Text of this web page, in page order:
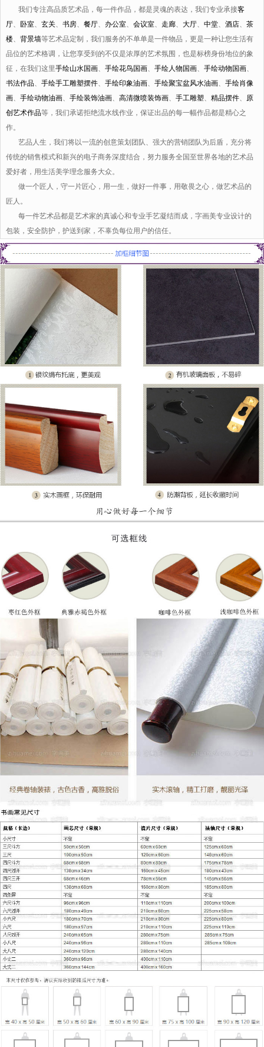
我们专注高品质艺术品，每一件作品，都是灵魂的表达，我们专业承接客
厅、 卧室、 玄关、 书房、 餐厅、 办公室、 会议室、 走廊、 大厅、 中堂、 酒店、 茶
楼、 背景墙等艺术品定制，我们服务的不单单是一件物品，更是一种让您生活有
品位的艺术格调，让您享受到的不仅是浓厚的艺术氛围，也是标榜身份地位的象
征，在我们这里手绘山水国画、 手绘花鸟国画、 手绘人物国画、 手绘动物国画、
书法作品、 手绘手工雕塑摆件、 手绘印象油画、 手绘聚宝盆风水油画、 手绘肖像
画、 手绘动物油画、 手绘装饰油画、 高清微喷装饰画、 手工雕塑、 精品摆件、 原
创艺术作品等，我们承诺拒绝流水线作业，保证出品的每一幅作品都是精心之
作。
艺品人生，我们将以一流的创意策划团队、强大的营销团队为后盾，充分将
传统的销售模式和新兴的电子商务深度结合，努力服务全国至世界各地的艺术品
爱好者，用生活美学理念服务大众。
做一个匠人，守一片匠心，用一生，做好一件事，用敬畏之心，做艺术品的
匠人。
每一件艺术品都是艺术家的真诚心和专业手艺凝结而成，字画美专业设计的
包装，安全防护，护送到家，不辜负每位用户的信任。